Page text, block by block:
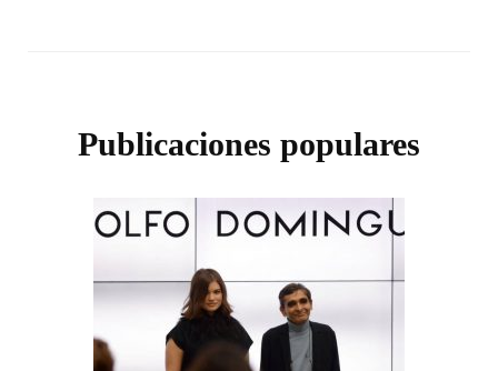
Publicaciones populares